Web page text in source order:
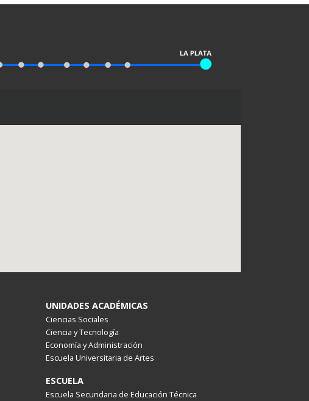
UNIDADES ACADÉMICAS
Ciencias Sociales
Ciencia y Tecnología
Economía y Administración
Escuela Universitaria de Artes
ESCUELA
Escuela Secundaria de Educación Técnica